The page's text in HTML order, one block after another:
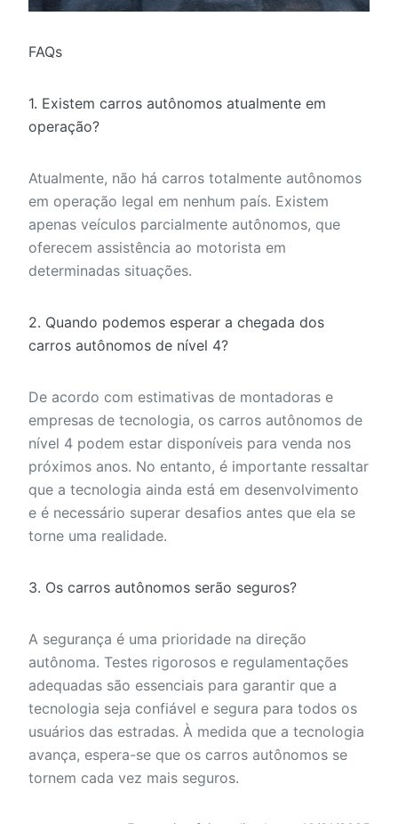
FAQs
1. Existem carros autônomos atualmente em
operação?
Atualmente, não há carros totalmente autônomos
em operação legal em nenhum país. Existem
apenas veículos parcialmente autônomos, que
oferecem assistência ao motorista em
determinadas situações.
2. Quando podemos esperar a chegada dos
carros autônomos de nível 4?
De acordo com estimativas de montadoras e
empresas de tecnologia, os carros autônomos de
nível 4 podem estar disponíveis para venda nos
próximos anos. No entanto, é importante ressaltar
que a tecnologia ainda está em desenvolvimento
e é necessário superar desafios antes que ela se
torne uma realidade.
3. Os carros autônomos serão seguros?
A segurança é uma prioridade na direção
autônoma. Testes rigorosos e regulamentações
adequadas são essenciais para garantir que a
tecnologia seja confiável e segura para todos os
usuários das estradas. À medida que a tecnologia
avança, espera-se que os carros autônomos se
tornem cada vez mais seguros.